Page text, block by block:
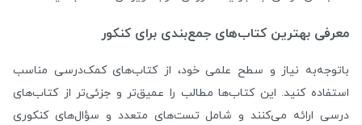
معرفی بهترین کتاب‌های جمع‌بندی برای کنکور
باتوجه‌به نیاز و سطح علمی خود، از کتاب‌های کمک‌درسی مناسب
استفاده کنید. این کتاب‌ها مطالب را عمیق‌تر و جزئی‌تر از کتاب‌های
درسی ارائه می‌کنند و شامل تست‌های متعدد و سؤال‌های کنکوری